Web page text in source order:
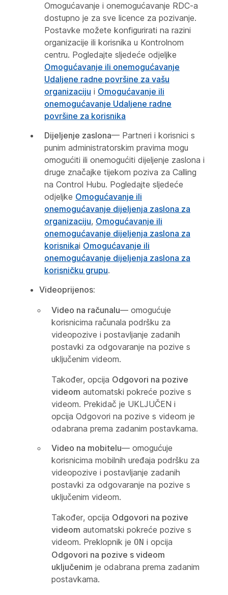
Omogućavanje i onemogućavanje RDC-a
dostupno je za sve licence za pozivanje.
Postavke možete konfigurirati na razini
organizacije ili korisnika u Kontrolnom
centru. Pogledajte sljedeće odjeljke
Omogućavanje ili onemogućavanje
Udaljene radne površine za vašu
organizaciju i Omogućavanje ili
onemogućavanje Udaljene radne
površine za korisnika
Dijeljenje zaslona— Partneri i korisnici s
punim administratorskim pravima mogu
omogućiti ili onemogućiti dijeljenje zaslona i
druge značajke tijekom poziva za Calling
na Control Hubu. Pogledajte sljedeće
odjeljke Omogućavanje ili
onemogućavanje dijeljenja zaslona za
organizaciju, Omogućavanje ili
onemogućavanje dijeljenja zaslona za
korisnikai Omogućavanje ili
onemogućavanje dijeljenja zaslona za
korisničku grupu.
Videoprijenos:
Video na računalu— omogućuje
korisnicima računala podršku za
videopozive i postavljanje zadanih
postavki za odgovaranje na pozive s
uključenim videom.
Također, opcija Odgovori na pozive
videom automatski pokreće pozive s
videom. Prekidač je UKLJUČEN i
opcija Odgovori na pozive s videom je
odabrana prema zadanim postavkama.
Video na mobitelu— omogućuje
korisnicima mobilnih uređaja podršku za
videopozive i postavljanje zadanih
postavki za odgovaranje na pozive s
uključenim videom.
Također, opcija Odgovori na pozive
videom automatski pokreće pozive s
videom. Preklopnik je ON i opcija
Odgovori na pozive s videom
uključenim je odabrana prema zadanim
postavkama.